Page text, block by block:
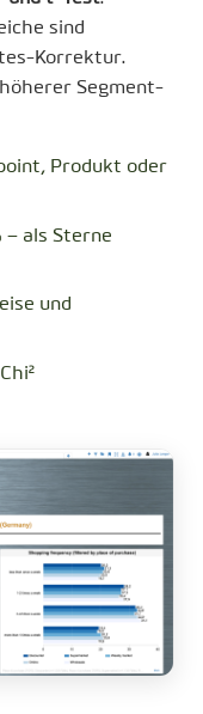
sind
Korrektur.
Segment-
Produkt oder
als Sterne
und